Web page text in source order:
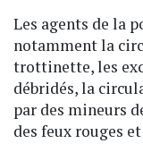
Les agents de la
notamment la
trottinette, les
débridés, la
par des mineurs
des feux rouges